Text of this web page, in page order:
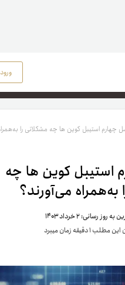
چهارم استیبل کوین ها چه مشکلاتی را
استیبل کوین ها چه
به‌همراه می‌آورند؟
به روز رسانی:۲ خرداد ۱۴۰۳
1 دقیقه زمان میبرد